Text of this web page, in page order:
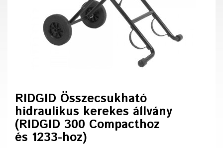
RIDGID Összecsukható
hidraulikus kerekes állvány
(RIDGID 300 Compacthoz
és 1233-hoz)